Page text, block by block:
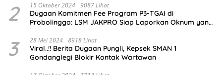
2 15 Oktober 2024 9087 Lihat
Dugaan Komitmen Fee Program P3-TGAI di
Probolinggo: LSM JAKPRO Siap Laporkan Oknum yang
3 28 Mei 2024 8918 Lihat
Viral..!! Berita Dugaan Pungli, Kepsek SMAN 1
Gondanglegi Blokir Kontak Wartawan